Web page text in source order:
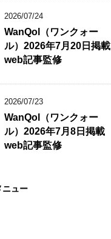
2026/07/24
WanQol（ワンクォー
ル）2026年7月20日掲載
web記事監修
2026/07/23
WanQol（ワンクォー
ル）2026年7月8日掲載
web記事監修
ニュー